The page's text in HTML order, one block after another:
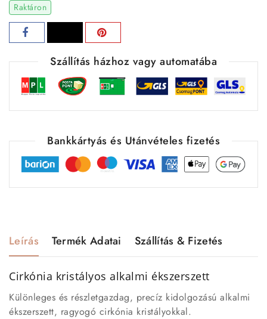
Raktáron
Szállítás házhoz vagy automatába
Bankkártyás és Utánvételes fizetés
Leírás Termék Adatai Szállítás & Fizetés
Cirkónia kristályos alkalmi ékszerszett
Különleges és részletgazdag, precíz kidolgozású alkalmi
ékszerszett, ragyogó cirkónia kristályokkal.